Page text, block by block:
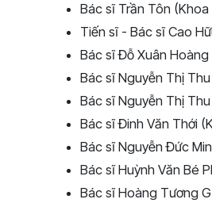
Bác sĩ Trần Tôn
Tiến sĩ - Bác sĩ Cao
Bác sĩ Đỗ Xuân
Bác sĩ Nguyễn Thị
Bác sĩ Nguyễn Thị
Bác sĩ Đinh Văn Thới
Bác sĩ Nguyễn Đức
Bác sĩ Huỳnh Văn Bé
Bác sĩ Hoàng Tương